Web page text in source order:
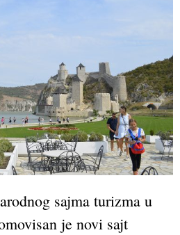
sajma turizma u
je novi sajt